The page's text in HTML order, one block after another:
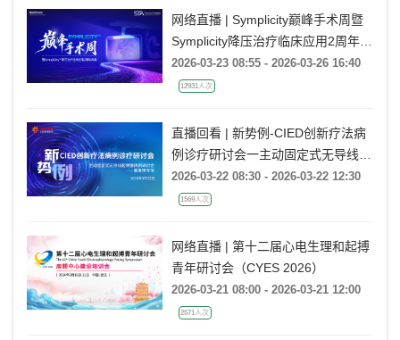
网络直播 | Symplicity巅峰手术周暨
Symplicity降压治疗临床应用2周年庆
典
2026-03-23 08:55 - 2026-03-26 16:40
12931人次
直播回看 | 新势例-CIED创新疗法病
例诊疗研讨会一主动固定式无导线起
搏器病例研讨会一冀鲁豫专场
2026-03-22 08:30 - 2026-03-22 12:30
1569人次
网络直播 | 第十二届心电生理和起搏
青年研讨会（CYES 2026）
2026-03-21 08:00 - 2026-03-21 12:00
2571人次